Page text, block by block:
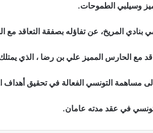
وسيلبي الطموحات.
بنادي المريخ، عن تفاؤله بصفقة
مع الحارس المميز علي بن رضا ، الذي
مساهمة التونسي الفعالة في تحقيق أهداف
في عقد مدته عامان.